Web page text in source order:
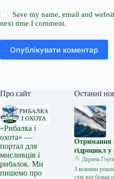
Save my name, email and
next time I comment.
Опублікувати коментар
Про сайт
«Рибалка і
охота» —
портал для
мисливців і
рибалок. Ми
пишемо про
Останні
Отримання
гідроцикл у
«Либідь-А»:
іспиту
Дарина
З кожним
стає все більш